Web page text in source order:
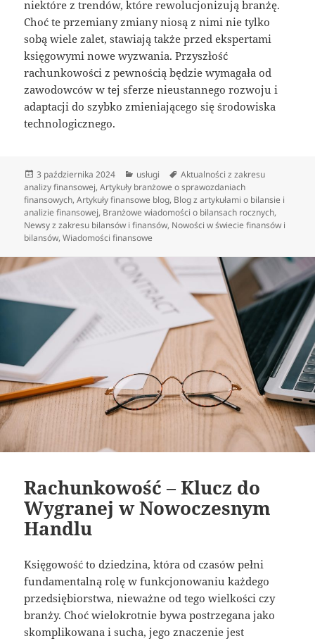
niektóre z trendów, które rewolucjonizują branżę.
Choć te przemiany zmiany niosą z nimi nie tylko
sobą wiele zalet, stawiają także przed ekspertami
księgowymi nowe wyzwania. Przyszłość
rachunkowości z pewnością będzie wymagała od
zawodowców w tej sferze nieustannego rozwoju i
adaptacji do szybko zmieniającego się środowiska
technologicznego.
Data
publikacji
3 października 2024 Kategorie
usługi Tagi
Aktualności z zakresu
analizy finansowej,Artykuły branżowe o sprawozdaniach
finansowych,Artykuły finansowe blog, Blog z artykułami o bilansie i
analizie finansowej, Branżowe wiadomości o bilansach rocznych,
Newsy z zakresu bilansów i finansów, Nowości w świecie finansów i
bilansów,Wiadomości finansowe
Rachunkowość – Klucz do
Wygranej w Nowoczesnym
Handlu
Księgowość to dziedzina, która od czasów pełni
fundamentalną rolę w funkcjonowaniu każdego
przedsiębiorstwa, nieważne od tego wielkości czy
branży. Choć wielokrotnie bywa postrzegana jako
skomplikowana i sucha, jego znaczenie jest